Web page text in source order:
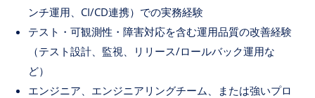
ンチ運用、CI/CD連携）での実務経験
テスト・可観測性・障害対応を含む運用品質の改善経験
（テスト設計、監視、リリース/ロールバック運用な
ど）
エンジニア、エンジニアリングチーム、または強いプロ